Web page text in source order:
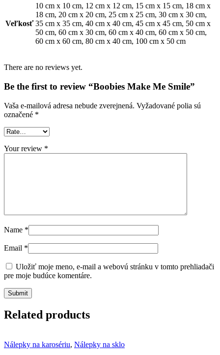
Veľkosť
10 cm x 10 cm, 12 cm x 12 cm, 15 cm x 15 cm, 18 cm x
18 cm, 20 cm x 20 cm, 25 cm x 25 cm, 30 cm x 30 cm,
35 cm x 35 cm, 40 cm x 40 cm, 45 cm x 45 cm, 50 cm x
50 cm, 60 cm x 30 cm, 60 cm x 40 cm, 60 cm x 50 cm,
60 cm x 60 cm, 80 cm x 40 cm, 100 cm x 50 cm
There are no reviews yet.
Be the first to review “Boobies Make Me Smile”
Vaša e-mailová adresa nebude zverejnená. Vyžadované polia sú
označené *
Your review *
Name *
Email *
Uložiť moje meno, e-mail a webovú stránku v tomto prehliadači
pre moje budúce komentáre.
Related products
Nálepky na karosériu, Nálepky na sklo